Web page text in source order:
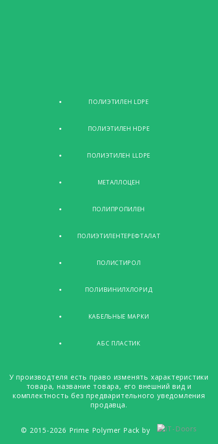
ПОЛИЭТИЛЕН LDPE
ПОЛИЭТИЛЕН HDPE
ПОЛИЭТИЛЕН LLDPE
МЕТАЛЛОЦЕН
ПОЛИПРОПИЛЕН
ПОЛИЭТИЛЕНТЕРЕФТАЛАТ
ПОЛИСТИРОЛ
ПОЛИВИНИЛХЛОРИД
КАБЕЛЬНЫЕ МАРКИ
АБС ПЛАСТИК
У производтеля есть право изменять характеристики
товара, название товара, его внешний вид и
комплектность без предварительного уведомления
продавца.
© 2015-2026 Prime Polymer Pack by